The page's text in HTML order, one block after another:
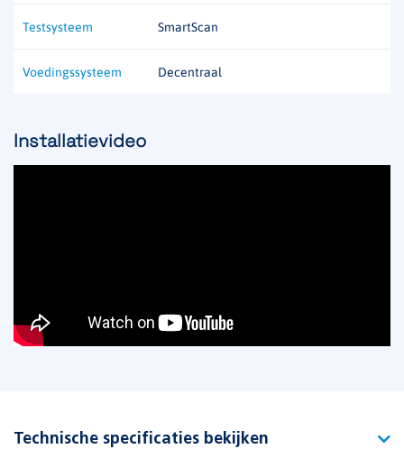
Testsysteem SmartScan
Voedingssysteem Decentraal
Installatievideo
Technische specificaties bekijken